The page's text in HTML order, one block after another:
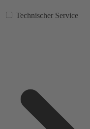
Technischer Service